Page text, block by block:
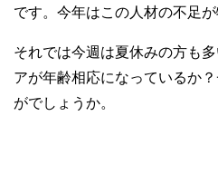
です。今年はこの人材の不足が
それでは今週は夏休みの方も
アが年齢相応になっているか
がでしょうか。